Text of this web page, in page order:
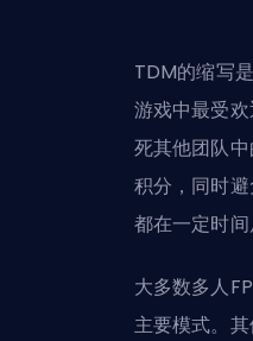
TDM的缩写
游戏中最受
死其他团队
积分，同时
都在一定时间
大多数多人
主要模式。